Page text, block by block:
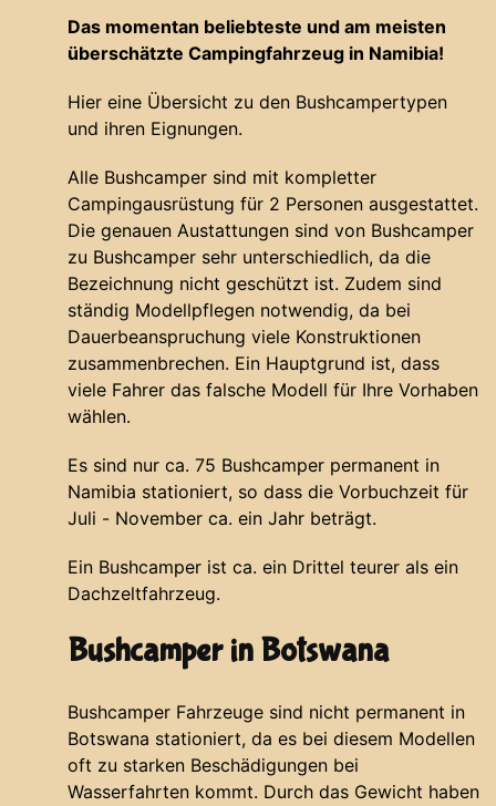
Das momentan beliebteste und am meisten
überschätzte Campingfahrzeug in Namibia!
Hier eine Übersicht zu den Bushcampertypen
und ihren Eignungen.
Alle Bushcamper sind mit kompletter
Campingausrüstung für 2 Personen ausgestattet.
Die genauen Austattungen sind von Bushcamper
zu Bushcamper sehr unterschiedlich, da die
Bezeichnung nicht geschützt ist. Zudem sind
ständig Modellpflegen notwendig, da bei
Dauerbeanspruchung viele Konstruktionen
zusammenbrechen. Ein Hauptgrund ist, dass
viele Fahrer das falsche Modell für Ihre Vorhaben
wählen.
Es sind nur ca. 75 Bushcamper permanent in
Namibia stationiert, so dass die Vorbuchzeit für
Juli - November ca. ein Jahr beträgt.
Ein Bushcamper ist ca. ein Drittel teurer als ein
Dachzeltfahrzeug.
Bushcamper in Botswana
Bushcamper Fahrzeuge sind nicht permanent in
Botswana stationiert, da es bei diesem Modellen
oft zu starken Beschädigungen bei
Wasserfahrten kommt. Durch das Gewicht haben